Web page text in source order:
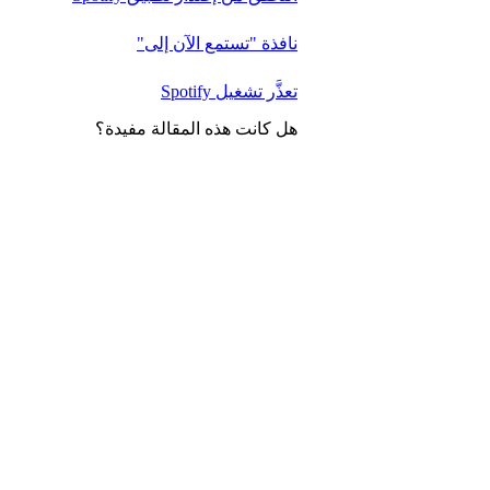
نافذة "تستمع الآن إلى"
تعذَّر تشغيل Spotify
هل كانت هذه المقالة مفيدة؟